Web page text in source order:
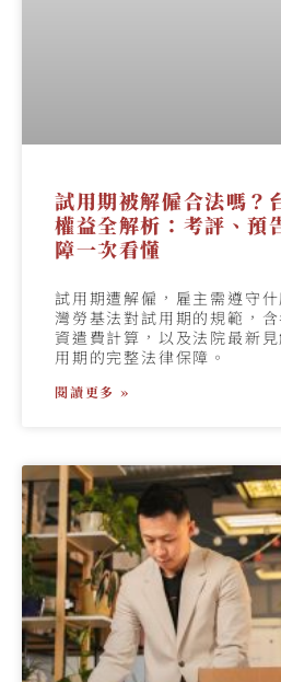
試用期被解僱合法嗎？
權益全解析：考評、預
障一次看懂
試用期遭解僱，雇主需遵守
灣勞基法對試用期的規範，
資遣費計算，以及法院最新
用期的完整法律保障。
閱讀更多 »